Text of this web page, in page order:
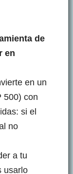
de
en
en un
500) con
si el
no
a tu
usarlo